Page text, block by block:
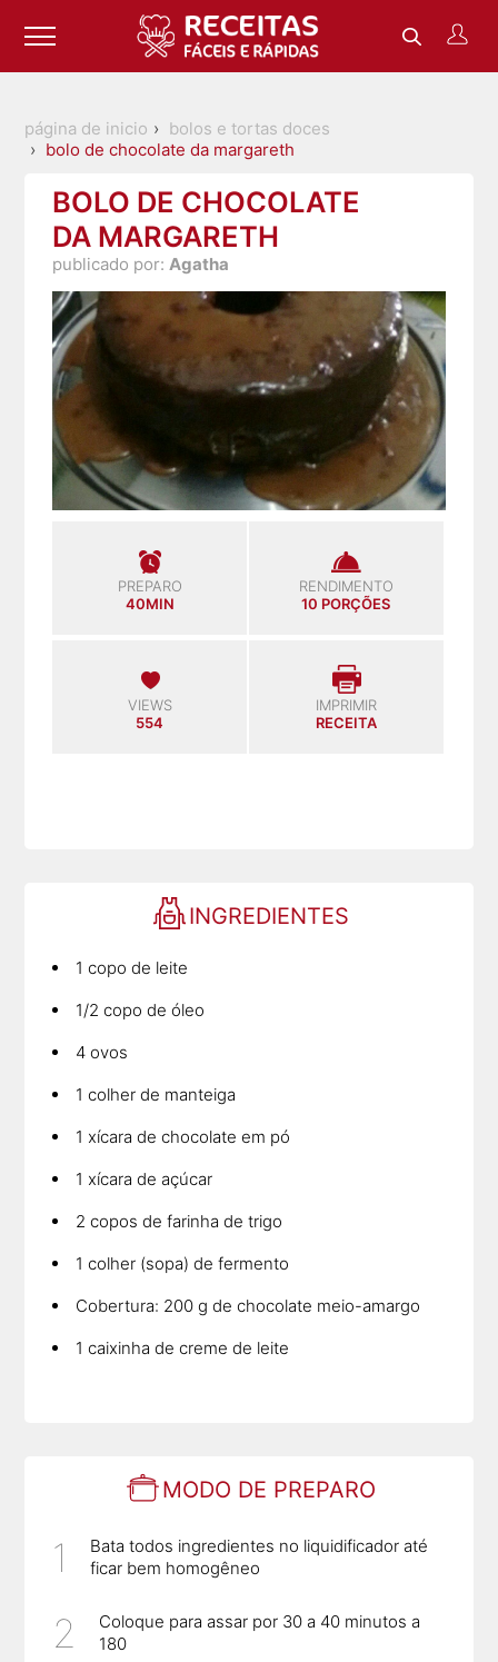
página de inicio
bolos e tortas doces
bolo de chocolate da margareth
BOLO DE CHOCOLATE
DA MARGARETH
publicado por:Agatha
PREPARO
40MIN
RENDIMENTO
10 PORÇÕES
VIEWS
554
IMPRIMIR
RECEITA
INGREDIENTES
1 copo de leite
1/2 copo de óleo
4 ovos
1 colher de manteiga
1 xícara de chocolate em pó
1 xícara de açúcar
2 copos de farinha de trigo
1 colher (sopa) de fermento
Cobertura: 200 g de chocolate meio-amargo
1 caixinha de creme de leite
MODO DE PREPARO
Bata todos ingredientes no liquidificador até
ficar bem homogêneo
Coloque para assar por 30 a 40 minutos a
180